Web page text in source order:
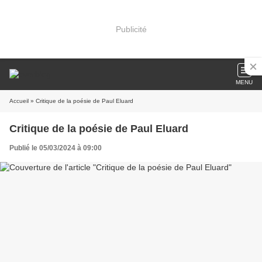
Publicité
MENU
Accueil » Critique de la poésie de Paul Eluard
Critique de la poésie de Paul Eluard
Publié le 05/03/2024 à 09:00